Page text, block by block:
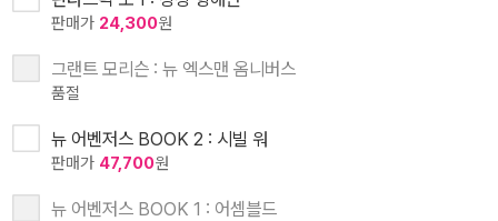
판매가 24,300원
그랜트 모리슨 : 뉴 엑스맨 옴니버스
품절
뉴 어벤저스 BOOK 2 : 시빌 워
판매가 47,700원
뉴 어벤저스 BOOK 1 : 어셈블드